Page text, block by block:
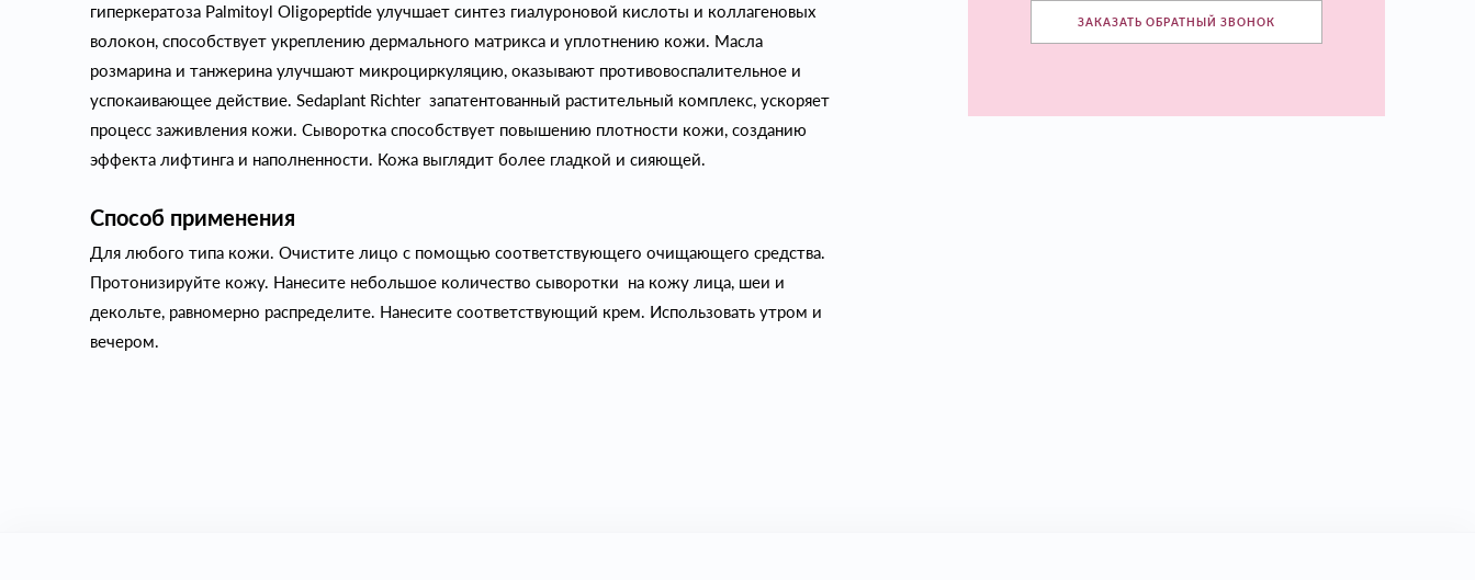
гиперкератоза Palmitoyl Oligopeptide улучшает синтез гиалуроновой кислоты и коллагеновых
волокон, способствует укреплению дермального матрикса и уплотнению кожи. Масла
розмарина и танжерина улучшают микроциркуляцию, оказывают противовоспалительное и
успокаивающее действие. Sedaplant Richter запатентованный растительный комплекс, ускоряет
процесс заживления кожи. Сыворотка способствует повышению плотности кожи, созданию
эффекта лифтинга и наполненности. Кожа выглядит более гладкой и сияющей.
Способ применения
Для любого типа кожи. Очистите лицо с помощью соответствующего очищающего средства.
Протонизируйте кожу. Нанесите небольшое количество сыворотки на кожу лица, шеи и
декольте, равномерно распределите. Нанесите соответствующий крем. Использовать утром и
вечером.
ЗАКАЗАТЬ ОБРАТНЫЙ ЗВОНОК